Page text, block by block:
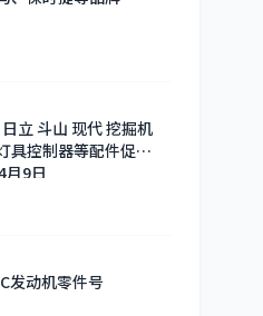
立 斗山 现代 挖掘机
具控制器等配件促销
月9日
发动机零件号